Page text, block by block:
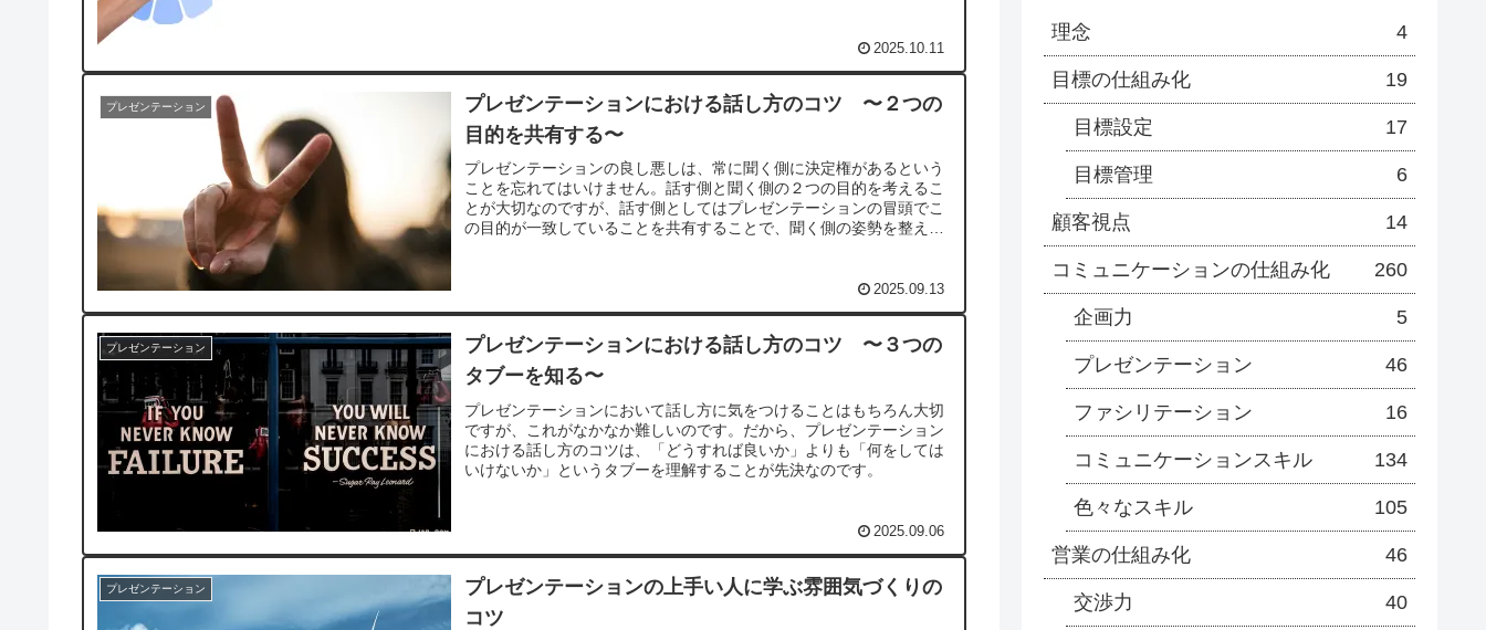
2025.10.11
プレゼンテーション
プレゼンテーションにおける話し方のコツ 〜２つの
目的を共有する〜
プレゼンテーションの良し悪しは、常に聞く側に決定権があるという
ことを忘れてはいけません。話す側と聞く側の２つの目的を考えるこ
とが大切なのですが、話す側としてはプレゼンテーションの冒頭でこ
の目的が一致していることを共有することで、聞く側の姿勢を整える
2025.09.13
プレゼンテーション
プレゼンテーションにおける話し方のコツ 〜３つの
タブーを知る〜
プレゼンテーションにおいて話し方に気をつけることはもちろん大切
ですが、これがなかなか難しいのです。だから、プレゼンテーション
における話し方のコツは、「どうすれば良いか」よりも「何をしては
いけないか」というタブーを理解することが先決なのです。
2025.09.06
プレゼンテーション
プレゼンテーションの上手い人に学ぶ雰囲気づくりの
コツ
理念 4
目標の仕組み化 19
目標設定 17
目標管理 6
顧客視点 14
コミュニケーションの仕組み化 260
企画力 5
プレゼンテーション 46
ファシリテーション 16
コミュニケーションスキル 134
色々なスキル 105
営業の仕組み化 46
交渉力 40